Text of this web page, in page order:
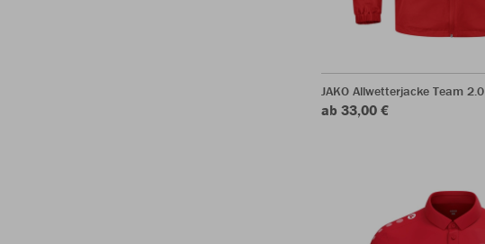
JAKO Allwetterjacke Team 2.0
ab 33,00 €